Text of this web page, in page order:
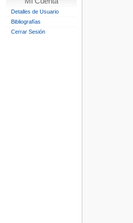
Detalles de Usuario
Bibliografías
Cerrar Sesión